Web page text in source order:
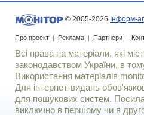
© 2005-2026 Інформ-
Про проект | Реклама | Партнери |
Всі права на матеріали, які
законодавством України, в
Використання матерiалiв
Для iнтернет-видань
для пошукових систем.
виключно в першому чи в